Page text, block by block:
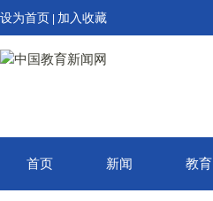
设为首页 加入收藏
首页 新闻 教育